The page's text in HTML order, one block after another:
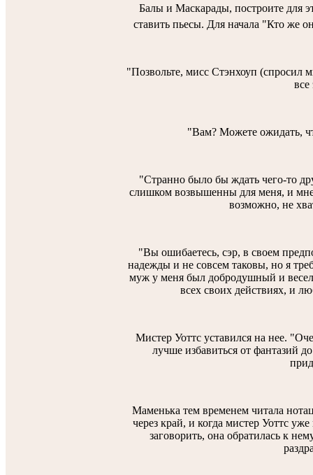
Балы и Маскарады, построите для
ставить пьесы. Для начала "Кто же
"Позвольте, мисс Стэнхоуп (спросил
все
"Вам? Можете ожидать,
"Странно было бы ждать чего-то
слишком возвышенны для меня, и
возможно, не
"Вы ошибаетесь, сэр, в своем
надежды и не совсем таковы, но я
муж у меня был добродушный и
всех своих действиях, и
Мистер Уоттс уставился на нее.
лучше избавиться от фантазий
Маменька тем временем читала
через край, и когда мистер Уоттс
заговорить, она обратилась к